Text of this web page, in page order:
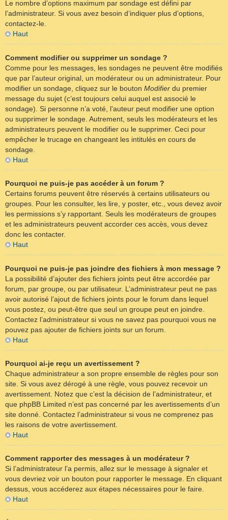
Le nombre d’options maximum par sondage est défini par
l’administrateur. Si vous avez besoin d’indiquer plus d’options,
contactez-le.
Haut
Comment modifier ou supprimer un sondage ?
Comme pour les messages, les sondages ne peuvent être modifiés
que par l’auteur original, un modérateur ou un administrateur. Pour
modifier un sondage, cliquez sur le bouton Modifier du premier
message du sujet (c’est toujours celui auquel est associé le
sondage). Si personne n’a voté, l’auteur peut modifier une option
ou supprimer le sondage. Autrement, seuls les modérateurs et les
administrateurs peuvent le modifier ou le supprimer. Ceci pour
empêcher le trucage en changeant les intitulés en cours de
sondage.
Haut
Pourquoi ne puis-je pas accéder à un forum ?
Certains forums peuvent être réservés à certains utilisateurs ou
groupes. Pour les consulter, les lire, y poster, etc., vous devez avoir
les permissions s’y rapportant. Seuls les modérateurs de groupes
et les administrateurs peuvent accorder ces accès, vous devez
donc les contacter.
Haut
Pourquoi ne puis-je pas joindre des fichiers à mon message ?
La possibilité d’ajouter des fichiers joints peut être accordée par
forum, par groupe, ou par utilisateur. L’administrateur peut ne pas
avoir autorisé l’ajout de fichiers joints pour le forum dans lequel
vous postez, ou peut-être que seul un groupe peut en joindre.
Contactez l’administrateur si vous ne savez pas pourquoi vous ne
pouvez pas ajouter de fichiers joints sur un forum.
Haut
Pourquoi ai-je reçu un avertissement ?
Chaque administrateur a son propre ensemble de règles pour son
site. Si vous avez dérogé à une règle, vous pouvez recevoir un
avertissement. Notez que c’est la décision de l’administrateur, et
que phpBB Limited n’est pas concerné par les avertissements d’un
site donné. Contactez l’administrateur si vous ne comprenez pas
les raisons de votre avertissement.
Haut
Comment rapporter des messages à un modérateur ?
Si l’administrateur l’a permis, allez sur le message à signaler et
vous devriez voir un bouton pour rapporter le message. En cliquant
dessus, vous accéderez aux étapes nécessaires pour le faire.
Haut